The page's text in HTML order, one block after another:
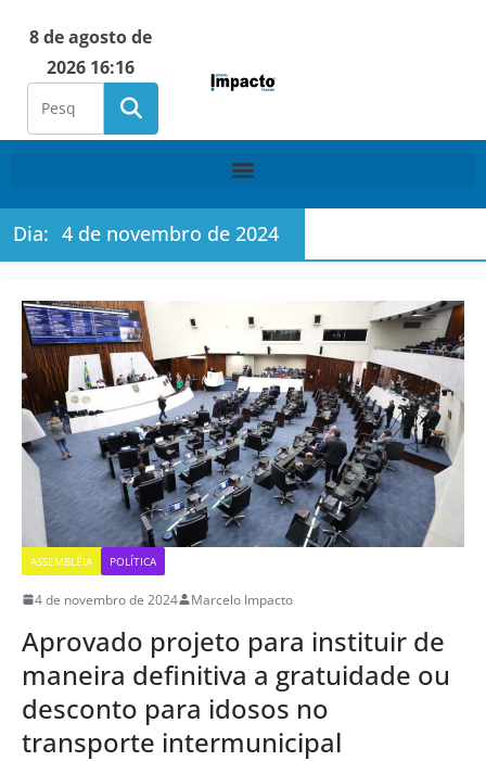
8 de agosto de
2026 16:16
Dia: 4 de novembro de 2024
ASSEMBLÉIA POLÍTICA
4 de novembro de 2024 Marcelo Impacto
Aprovado projeto para instituir de
maneira definitiva a gratuidade ou
desconto para idosos no
transporte intermunicipal